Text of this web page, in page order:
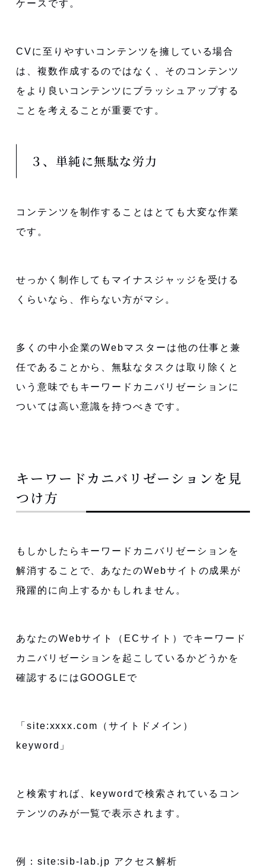
ケースです。
CVに至りやすいコンテンツを擁している場合
は、複数作成するのではなく、そのコンテンツ
をより良いコンテンツにブラッシュアップする
ことを考えることが重要です。
３、単純に無駄な労力
コンテンツを制作することはとても大変な作業
です。
せっかく制作してもマイナスジャッジを受ける
くらいなら、作らない方がマシ。
多くの中小企業のWebマスターは他の仕事と兼
任であることから、無駄なタスクは取り除くと
いう意味でもキーワードカニバリゼーションに
ついては高い意識を持つべきです。
キーワードカニバリゼーションを見
つけ方
もしかしたらキーワードカニバリゼーションを
解消することで、あなたのWebサイトの成果が
飛躍的に向上するかもしれません。
あなたのWebサイト（ECサイト）でキーワード
カニバリゼーションを起こしているかどうかを
確認するにはGOOGLEで
「site:xxxx.com（サイトドメイン）
keyword」
と検索すれば、keywordで検索されているコン
テンツのみが一覧で表示されます。
例：site:sib-lab.jp アクセス解析